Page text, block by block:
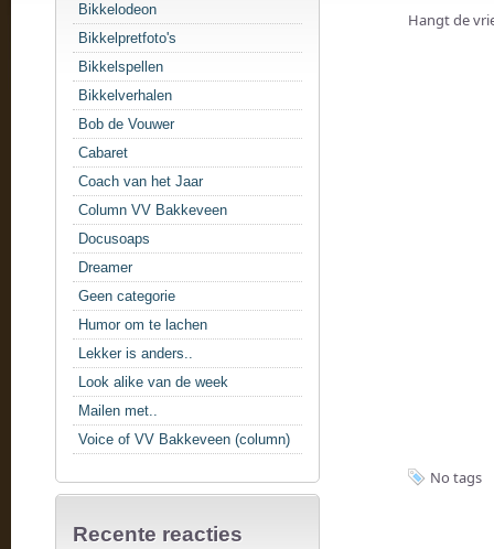
Bikkelodeon
Bikkelpretfoto's
Bikkelspellen
Bikkelverhalen
Bob de Vouwer
Cabaret
Coach van het Jaar
Column VV Bakkeveen
Docusoaps
Dreamer
Geen categorie
Humor om te lachen
Lekker is anders..
Look alike van de week
Mailen met..
Voice of VV Bakkeveen (column)
Recente reacties
Hangt de
No tags